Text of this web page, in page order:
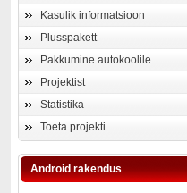
Kasulik informatsioon
Plusspakett
Pakkumine autokoolile
Projektist
Statistika
Toeta projekti
Android rakendus